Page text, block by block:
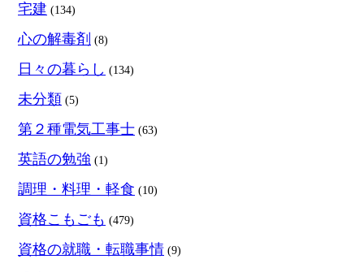
宅建 (134)
心の解毒剤 (8)
日々の暮らし (134)
未分類 (5)
第２種電気工事士 (63)
英語の勉強 (1)
調理・料理・軽食 (10)
資格こもごも (479)
資格の就職・転職事情 (9)